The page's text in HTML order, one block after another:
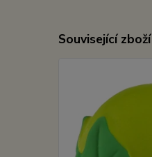
Související zboží